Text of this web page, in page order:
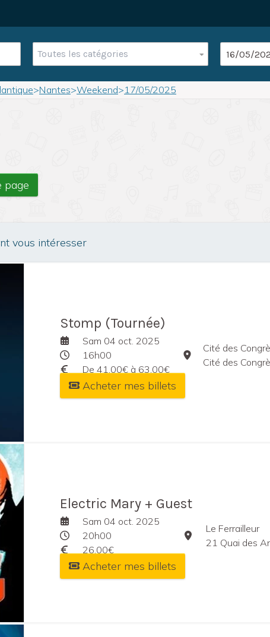
Toutes les catégories
>Nantes>Weekend>17/05/2025
page
vous intéresser
Stomp (Tournée)
Sam 04 oct. 2025
16h00
De 41,00€ à 63,00€
Cité des
Cité des Congrès de
Acheter mes billets
Electric Mary + Guest
Sam 04 oct. 2025
20h00
26,00€
Le Ferrailleur
21 Quai des
Acheter mes billets